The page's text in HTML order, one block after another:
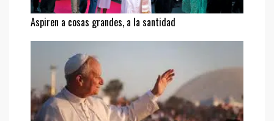
Aspiren a cosas grandes, a la santidad